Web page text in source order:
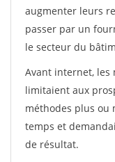
augmenter leurs
passer par un
le secteur du
Avant internet, les
limitaient aux
méthodes plus ou
temps et
de résultat.